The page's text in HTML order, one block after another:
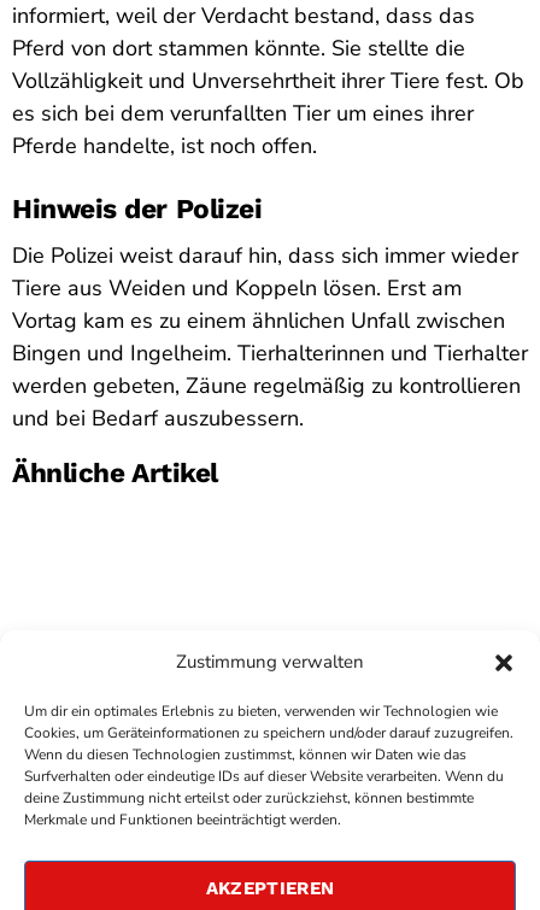
Zustimmung verwalten
Um dir ein optimales Erlebnis zu bieten, verwenden wir Technologien wie
Cookies, um Geräteinformationen zu speichern und/oder darauf zuzugreifen.
Wenn du diesen Technologien zustimmst, können wir Daten wie das
Surfverhalten oder eindeutige IDs auf dieser Website verarbeiten. Wenn du
deine Zustimmung nicht erteilst oder zurückziehst, können bestimmte
Merkmale und Funktionen beeinträchtigt werden.
AKZEPTIEREN
informiert, weil der Verdacht bestand, dass das
Pferd von dort stammen könnte. Sie stellte die
Vollzähligkeit und Unversehrtheit ihrer Tiere fest. Ob
es sich bei dem verunfallten Tier um eines ihrer
Pferde handelte, ist noch offen.
Hinweis der Polizei
Die Polizei weist darauf hin, dass sich immer wieder
Tiere aus Weiden und Koppeln lösen. Erst am
Vortag kam es zu einem ähnlichen Unfall zwischen
Bingen und Ingelheim. Tierhalterinnen und Tierhalter
werden gebeten, Zäune regelmäßig zu kontrollieren
und bei Bedarf auszubessern.
Ähnliche Artikel
COPYRIGHTANTENNE BAD KREUZNACH